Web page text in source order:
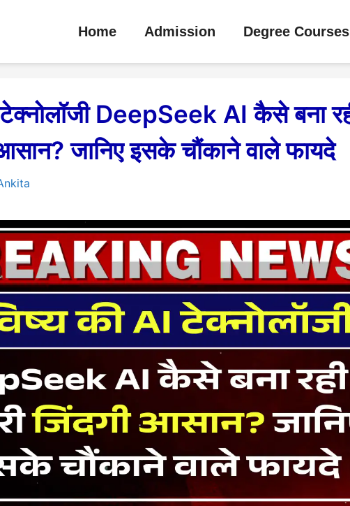
Home Admission Degree Courses
DeepSeek AI कैसे बना
आसान? जानिए इसके चौंकाने वाले फायदे